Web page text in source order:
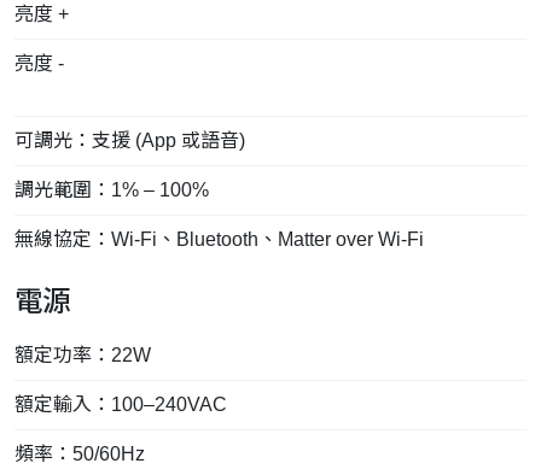
亮度 +
亮度 -
可調光：支援 (App 或語音)
調光範圍：1% – 100%
無線協定：Wi-Fi、Bluetooth、Matter over Wi-Fi
電源
額定功率：22W
額定輸入：100–240VAC
頻率：50/60Hz